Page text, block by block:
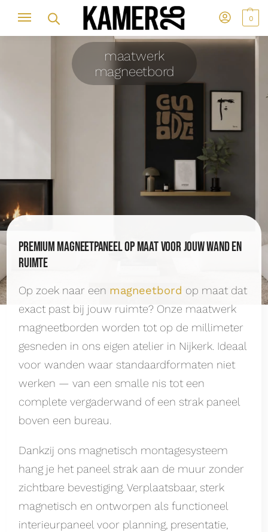
0
maatwerk
magneetbord
Premium magneetpaneel op maat voor jouw wand en
ruimte
Op zoek naar een magneetbord op maat dat
exact past bij jouw ruimte? Onze maatwerk
magneetborden worden tot op de millimeter
gesneden in ons eigen atelier in Nijkerk. Ideaal
voor wanden waar standaardformaten niet
werken — van een smalle nis tot een
complete vergaderwand of een strak paneel
boven een bureau.
Dankzij ons magnetisch montagesysteem
hang je het paneel strak aan de muur zonder
zichtbare bevestiging. Verplaatsbaar, sterk
magnetisch en ontworpen als functioneel
interieurpaneel voor planning, presentatie,